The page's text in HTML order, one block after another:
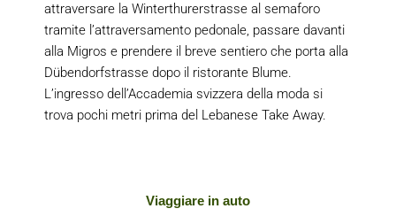
attraversare la Winterthurerstrasse al semaforo
tramite l’attraversamento pedonale, passare davanti
alla Migros e prendere il breve sentiero che porta alla
Dübendorfstrasse dopo il ristorante Blume.
L’ingresso dell’Accademia svizzera della moda si
trova pochi metri prima del Lebanese Take Away.
Viaggiare in auto